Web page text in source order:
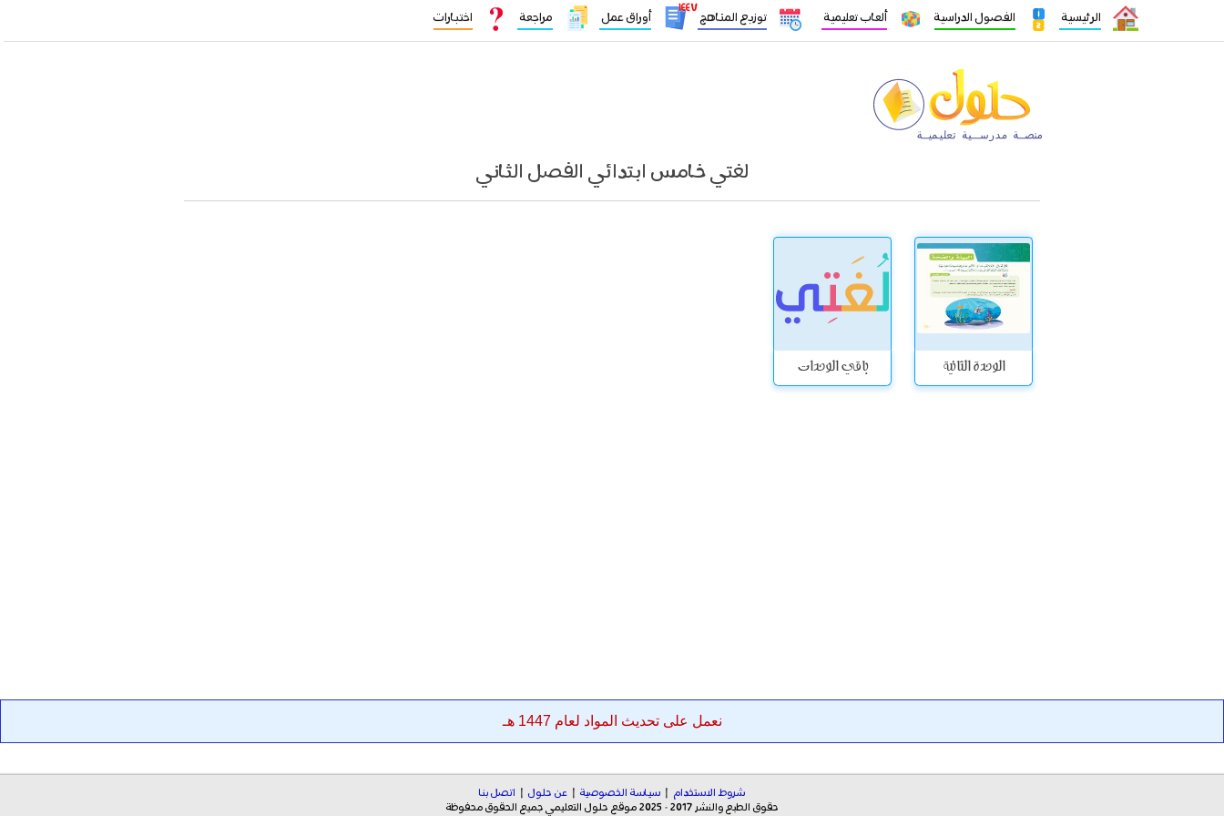
الرئيسية الفصول الدراسية ألعاب تعليمية توزيع المناهج
١٤٤٧
أوراق عمل مراجعة اختبارات
لغتي خامس ابتدائي الفصل الثاني
الوحدة الثانية باقي الوحدات
نعمل على تحديث المواد لعام 1447 هـ
شروط الاستخدام | سياسة الخصوصية | عن حلول |
اتصل بنا
حقوق الطبع والنشر 2017 - 2025 موقع حلول التعليمي جميع الحقوق محفوظة